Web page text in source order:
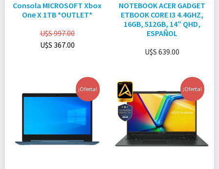
Consola MICROSOFT Xbox
One X 1TB *OUTLET*
U$S997.00
U$S 367.00
NOTEBOOK ACER GADGET
ETBOOK CORE I3 4.4GHZ,
16GB, 512GB, 14″ QHD,
ESPAÑOL
U$S 639.00
¡Oferta! ¡Oferta!